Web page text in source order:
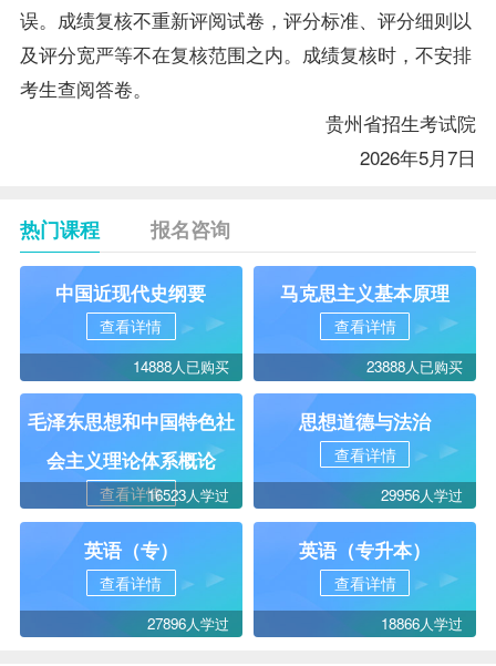
误。成绩复核不重新评阅试卷，评分标准、评分细则以
及评分宽严等不在复核范围之内。成绩复核时，不安排
考生查阅答卷。
贵州省招生考试院
2026年5月7日
热门课程 报名咨询
中国近现代史纲要
查看详情
14888人已购买
马克思主义基本原理
查看详情
23888人已购买
毛泽东思想和中国特色社
会主义理论体系概论
查看详情16523人学过
思想道德与法治
查看详情
29956人学过
英语（专）
查看详情
27896人学过
英语（专升本）
查看详情
18866人学过